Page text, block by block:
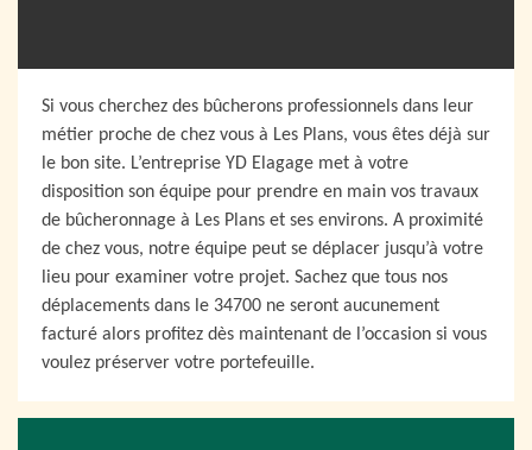
Si vous cherchez des bûcherons professionnels dans leur
métier proche de chez vous à Les Plans, vous êtes déjà sur
le bon site. L’entreprise YD Elagage met à votre
disposition son équipe pour prendre en main vos travaux
de bûcheronnage à Les Plans et ses environs. A proximité
de chez vous, notre équipe peut se déplacer jusqu’à votre
lieu pour examiner votre projet. Sachez que tous nos
déplacements dans le 34700 ne seront aucunement
facturé alors profitez dès maintenant de l’occasion si vous
voulez préserver votre portefeuille.